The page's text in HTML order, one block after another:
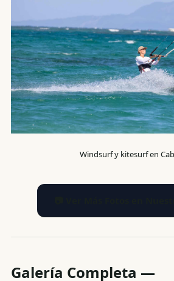
Windsurf y kitesurf en
Galería Completa —